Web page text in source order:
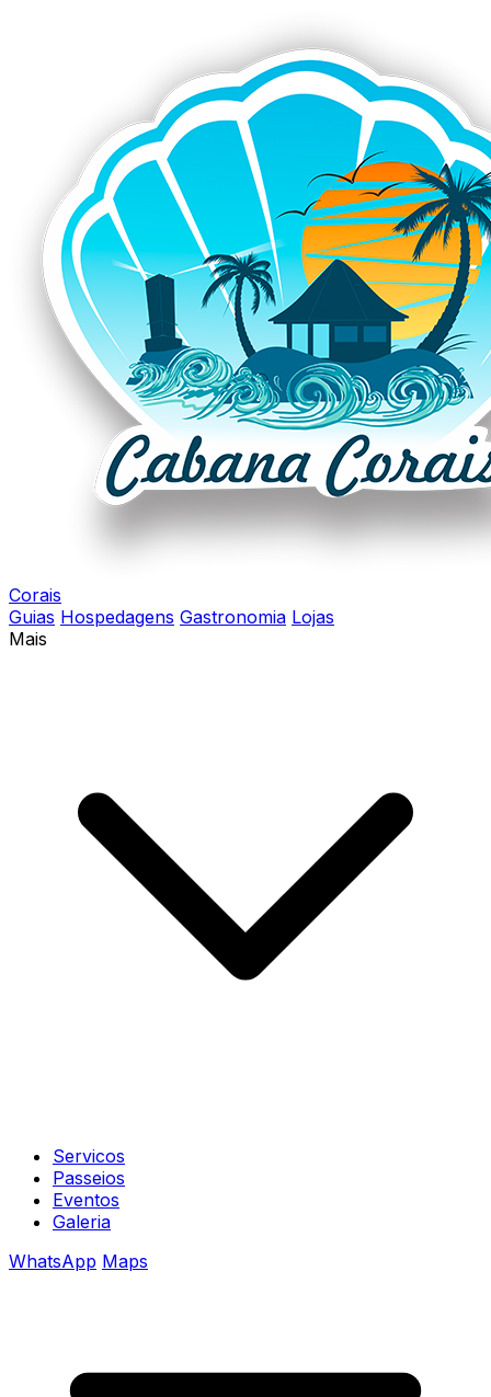
Corais
Guias Hospedagens Gastronomia Lojas
Mais
Servicos
Passeios
Eventos
Galeria
WhatsApp Maps